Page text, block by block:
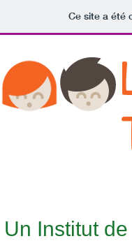
Ce site a été
Un Institut